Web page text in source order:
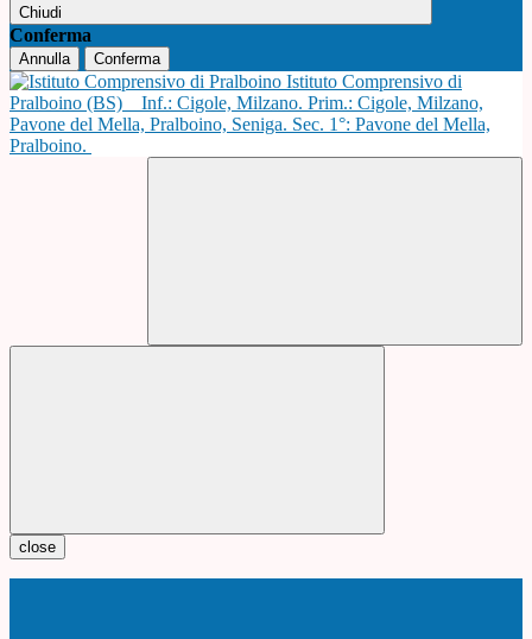
Chiudi
Conferma
Annulla Conferma
Istituto Comprensivo di
Pralboino (BS)
Inf.: Cigole, Milzano. Prim.: Cigole, Milzano,
Pavone del Mella, Pralboino, Seniga. Sec. 1°: Pavone del Mella,
Pralboino.
close